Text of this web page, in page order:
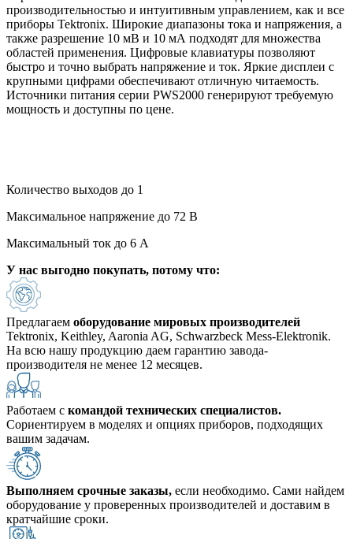
производительностью и интуитивным управлением, как и все
приборы Tektronix. Широкие диапазоны тока и напряжения, а
также разрешение 10 мВ и 10 мА подходят для множества
областей применения. Цифровые клавиатуры позволяют
быстро и точно выбрать напряжение и ток. Яркие дисплеи с
крупными цифрами обеспечивают отличную читаемость.
Источники питания серии PWS2000 генерируют требуемую
мощность и доступны по цене.
Количество выходов до 1
Максимальное напряжение до 72 В
Максимальный ток до 6 А
У нас выгодно покупать, потому что:
Предлагаем оборудование мировых производителей
Tektronix, Keithley, Aaronia AG, Schwarzbeck Mess-Elektronik.
На всю нашу продукцию даем гарантию завода-
производителя не менее 12 месяцев.
Работаем с командой технических специалистов.
Сориентируем в моделях и опциях приборов, подходящих
вашим задачам.
Выполняем срочные заказы, если необходимо. Сами найдем
оборудование у проверенных производителей и доставим в
кратчайшие сроки.